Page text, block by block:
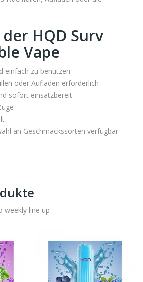
HQD Surv
Vape
einfach zu benutzen
oder Aufladen erforderlich
sofort einsatzbereit
an Geschmackssorten verfügbar
weekly line up